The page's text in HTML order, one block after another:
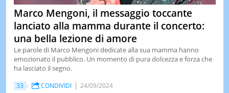
Marco Mengoni, il messaggio toccante
lanciato alla mamma durante il concerto:
una bella lezione di amore
Le parole di Marco Mengoni dedicate alla sua mamma hanno
emozionato il pubblico. Un momento di pura dolcezza e forza che
ha lasciato il segno.
33 CONDIVIDI 24/09/2024